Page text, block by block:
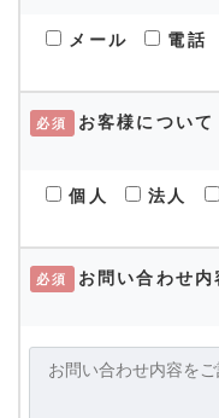
メール 電話
必須 お客様について
個人 法人
必須 お問い合わせ内